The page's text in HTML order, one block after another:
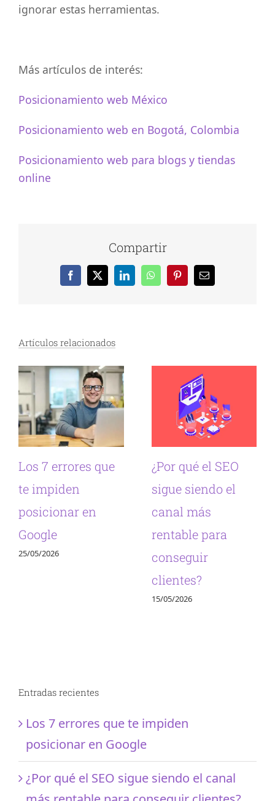
ignorar estas herramientas.
Más artículos de interés:
Posicionamiento web México
Posicionamiento web en Bogotá, Colombia
Posicionamiento web para blogs y tiendas
online
Compartir
Facebook
X LinkedInWhatsAppPinterestCorreo
Artículos relacionados
Los 7 errores que
te impiden
posicionar en
Google
25/05/2026
¿Por qué el SEO
sigue siendo el
canal más
rentable para
conseguir
clientes?
15/05/2026
Entradas recientes
Los 7 errores que te impiden
posicionar en Google
¿Por qué el SEO sigue siendo el canal